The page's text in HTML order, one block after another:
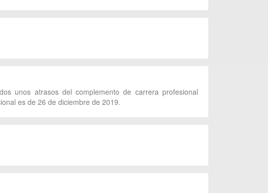
unos atrasos del complemento de carrera profesional
es de 26 de diciembre de 2019.